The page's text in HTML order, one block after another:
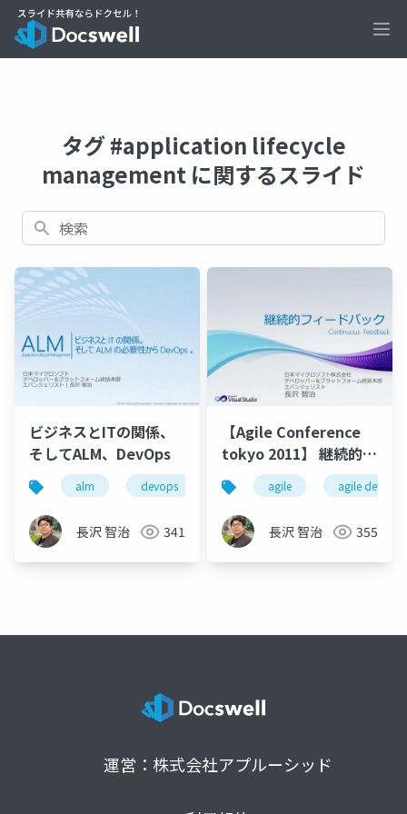
タグ #application lifecycle
management に関するスライド
検索
ビジネスとITの関係、
そしてALM、DevOps
alm devops チーム開発
長沢 智治 341
【Agile Conference
tokyo 2011】 継続的フ
ィードバック
agile agile
長沢 智治 355
運営：株式会社アプルーシッド